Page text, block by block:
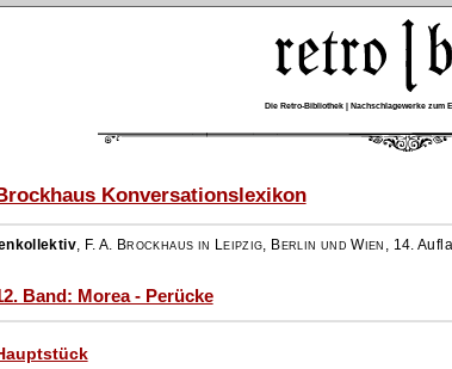
Die Retro-Bibliothek | Nachschlagewerke zum
Konversationslexikon
, F. A. Brockhaus in Leipzig, Berlin und Wien , 14.
Band: Morea - Perücke